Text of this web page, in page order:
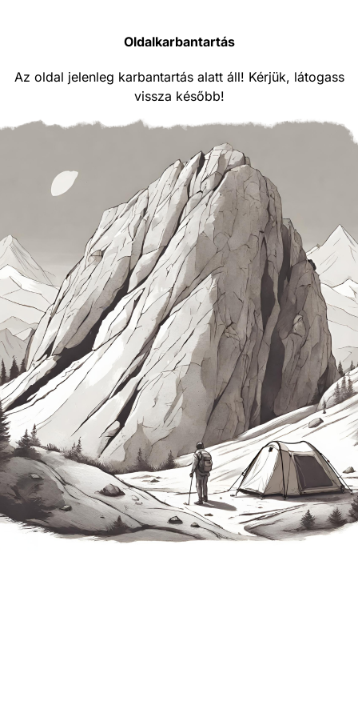
Oldalkarbantartás
Az oldal jelenleg karbantartás alatt áll! Kérjük, látogass
vissza később!